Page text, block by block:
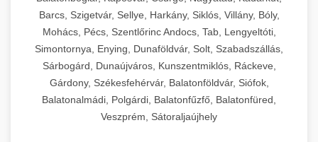
Barcs, Szigetvár, Sellye, Harkány, Siklós, Villány, Bóly,
Mohács, Pécs, Szentlőrinc Andocs, Tab, Lengyeltóti,
Simontornya, Enying, Dunaföldvár, Solt, Szabadszállás,
Sárbogárd, Dunaújváros, Kunszentmiklós, Ráckeve,
Gárdony, Székesfehérvár, Balatonföldvár, Siófok,
Balatonalmádi, Polgárdi, Balatonfűzfő, Balatonfüred,
Veszprém, Sátoraljaújhely